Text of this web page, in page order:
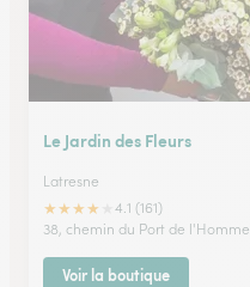
Le Jardin des Fleurs
Latresne
★★★★
4.1 (161)
38, chemin du Port de l'Homme
Voir la boutique